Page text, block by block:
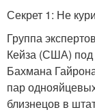
Секрет 1: Не
Группа
Кейза (США) под
Бахмана
пар
близнецов в